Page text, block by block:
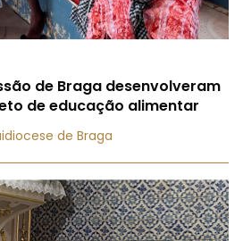
de Braga desenvolveram
de educação alimentar
de Braga